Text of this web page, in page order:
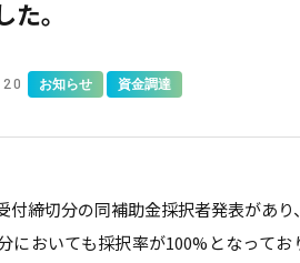
た。
お知らせ 資金調達
付締切分の同補助金採択者発表があ
においても採択率が100%となって